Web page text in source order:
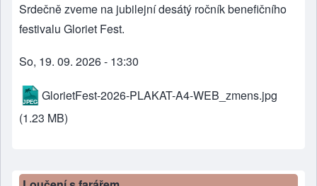
Srdečně zveme na jubilejní desátý ročník benefičního
festivalu Gloriet Fest.
So, 19. 09. 2026 - 13:30
GlorietFest-2026-PLAKAT-A4-WEB_zmens.jpg
(1.23 MB)